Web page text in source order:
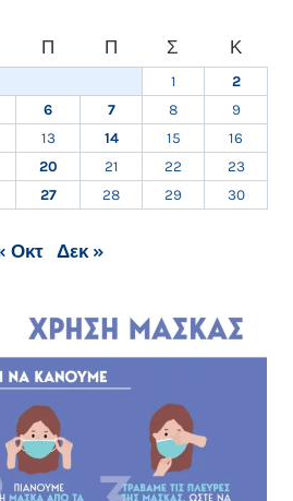
Π Π Σ Κ
1
2
6 7 8
9
13 14 15
16
20 21 22
23
27 28 29 30
Οκτ Δεκ »